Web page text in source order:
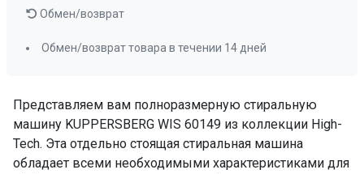
Пуховые изделия
Сорочки
да
Очистка барабана
Отжим
да
Синтетика
да
Представляем вам полноразмерную стиральную
машину KUPPERSBERG WIS 60149 из коллекции High-
Tech. Эта отдельно стоящая стиральная машина
обладает всеми необходимыми характеристиками для
Обмен/возврат
Обмен/возврат товара в течении 14 дней